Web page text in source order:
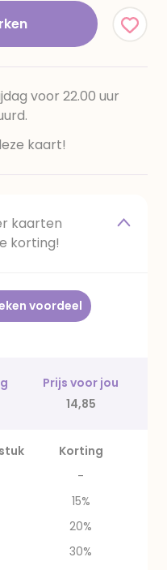
voor 22.00 uur
kaart!
kaarten
korting!
voordeel
Prijs voor jou
14,85
Korting
-
15%
20%
30%